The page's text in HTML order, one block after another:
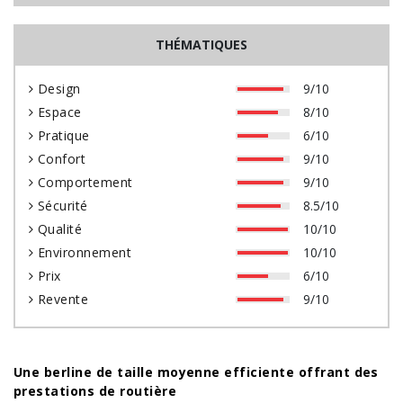
THÉMATIQUES
Design
9/10
Espace
8/10
Pratique
6/10
Confort
9/10
Comportement
9/10
Sécurité
8.5/10
Qualité
10/10
Environnement
10/10
Prix
6/10
Revente
9/10
Une berline de taille moyenne efficiente offrant des
prestations de routière